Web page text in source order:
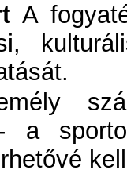
A
a